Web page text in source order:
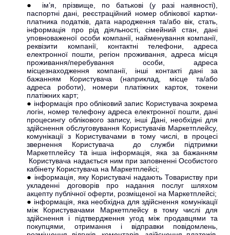
ім’я, прізвище, по батькові (у разі наявності),
паспортні дані, реєстраційний номер облікової картки-
платника податків, дата народження та/або вік, стать,
інформація про рід діяльності, сімейний стан, дані
уповноваженої особи компанії, найменування компанії,
реквізити компанії, контактні телефони, адреса
електронної пошти, регіон проживання, адреса місця
проживання/перебування особи, адреса
місцезнаходження компанії, інші контакті дані за
бажанням Користувача (наприклад, місце та/або
адреса роботи), номери платіжних карток, токени
платіжних карт;
інформація про обліковий запис Користувача зокрема
логін, номер телефону адреса електронної пошти, дані
процесингу облікового запису, інші Дані, необхідні для
здійснення обслуговування Користувачів Маркетплейсу,
комунікації з Користувачами в тому числі, в процесі
звернення Користувача до служби підтримки
Маркетплейсу та інша інформація, яка за бажанням
Користувача надається ним при заповненні Особистого
кабінету Користувача на Маркетплейсі;
інформація, яку Користувачі надають Товариству при
укладенні договорів про надання послуг шляхом
акцепту публічної оферти, розміщеної на Маркетплейсі;
інформація, яка необхідна для здійснення комунікації
між Користувачами Маркетплейсу в тому числі для
здійснення і підтвердження угод між продавцями та
покупцями, отримання і відправки повідомлень,